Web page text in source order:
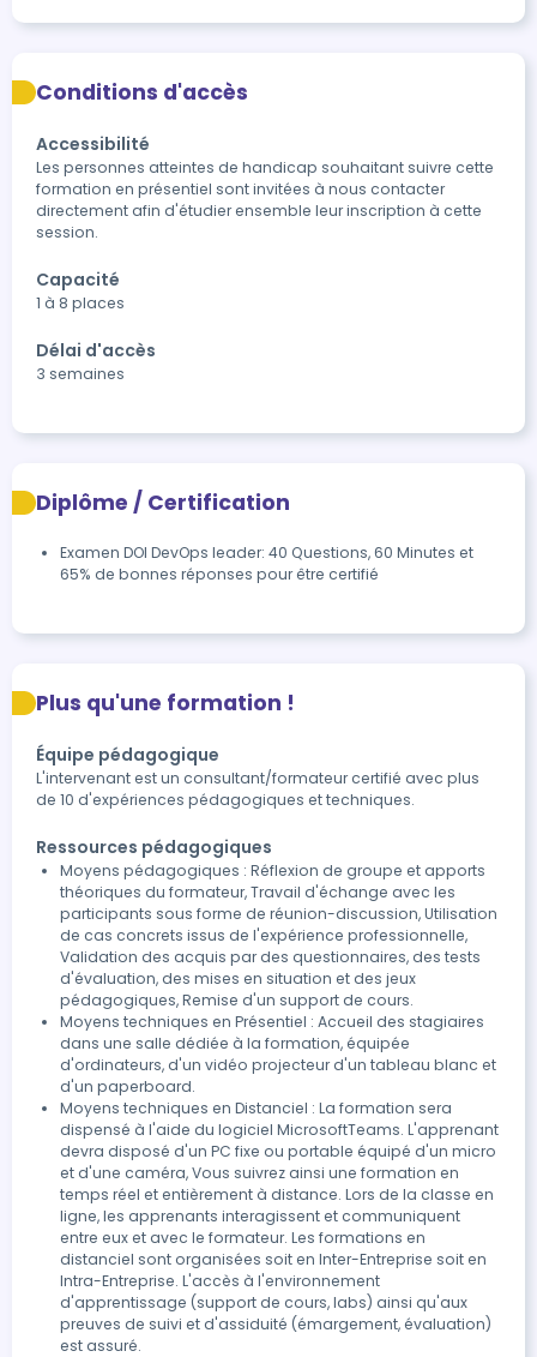
Conditions d'accès
Accessibilité
Les personnes atteintes de handicap souhaitant suivre cette
formation en présentiel sont invitées à nous contacter
directement afin d'étudier ensemble leur inscription à cette
session.
Capacité
1 à 8 places
Délai d'accès
3 semaines
Diplôme / Certification
Examen DOI DevOps leader: 40 Questions, 60 Minutes et
65% de bonnes réponses pour être certifié
Plus qu'une formation !
Équipe pédagogique
L'intervenant est un consultant/formateur certifié avec plus
de 10 d'expériences pédagogiques et techniques.
Ressources pédagogiques
Moyens pédagogiques : Réflexion de groupe et apports
théoriques du formateur, Travail d'échange avec les
participants sous forme de réunion-discussion, Utilisation
de cas concrets issus de l'expérience professionnelle,
Validation des acquis par des questionnaires, des tests
d'évaluation, des mises en situation et des jeux
pédagogiques, Remise d'un support de cours.
Moyens techniques en Présentiel : Accueil des stagiaires
dans une salle dédiée à la formation, équipée
d'ordinateurs, d'un vidéo projecteur d'un tableau blanc et
d'un paperboard.
Moyens techniques en Distanciel : La formation sera
dispensé à l'aide du logiciel MicrosoftTeams. L'apprenant
devra disposé d'un PC fixe ou portable équipé d'un micro
et d'une caméra, Vous suivrez ainsi une formation en
temps réel et entièrement à distance. Lors de la classe en
ligne, les apprenants interagissent et communiquent
entre eux et avec le formateur. Les formations en
distanciel sont organisées soit en Inter-Entreprise soit en
Intra-Entreprise. L'accès à l'environnement
d'apprentissage (support de cours, labs) ainsi qu'aux
preuves de suivi et d'assiduité (émargement, évaluation)
est assuré.